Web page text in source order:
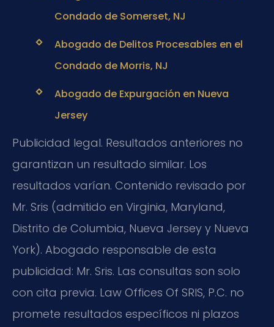
Condado de Somerset, NJ
Abogado de Delitos Procesables en el
Condado de Morris, NJ
Abogado de Expurgación en Nueva
Jersey
Publicidad legal. Resultados anteriores no
garantizan un resultado similar. Los
resultados varían. Contenido revisado por
Mr. Sris (admitido en Virginia, Maryland,
Distrito de Columbia, Nueva Jersey y Nueva
York). Abogado responsable de esta
publicidad: Mr. Sris. Las consultas son solo
con cita previa. Law Offices Of SRIS, P.C. no
promete resultados específicos ni plazos